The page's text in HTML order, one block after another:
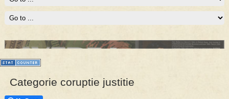
Prima mea carte publicata (Nemira)
Averea Presedintelui: prima lucrare despre controversatele
conturi secrete ale Securitatii.
Categorie coruptie justitie